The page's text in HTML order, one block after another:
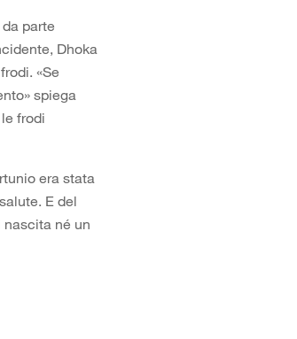
parte
Dhoka
«Se
spiega
frodi
era stata
E del
né un